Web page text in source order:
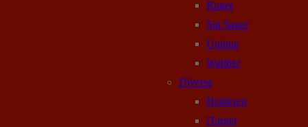
Ruger
Sig Sauer
Unique
Walther
Diverse
Holderen
iTarget